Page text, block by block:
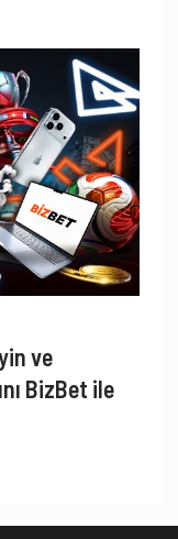
ve
BizBet ile